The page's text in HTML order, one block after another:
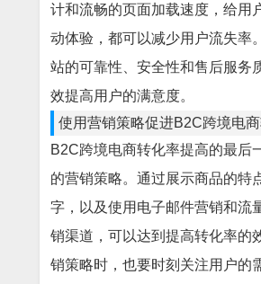
计和流畅的页面加载速度，给用
动体验，都可以减少用户流失率
站的可靠性、安全性和售后服务
效提高用户的满意度。
使用营销策略促进B2C跨境电
B2C跨境电商转化率提高的最后
的营销策略。通过展示商品的特
字，以及使用电子邮件营销和流
销渠道，可以达到提高转化率的
销策略时，也要时刻关注用户的